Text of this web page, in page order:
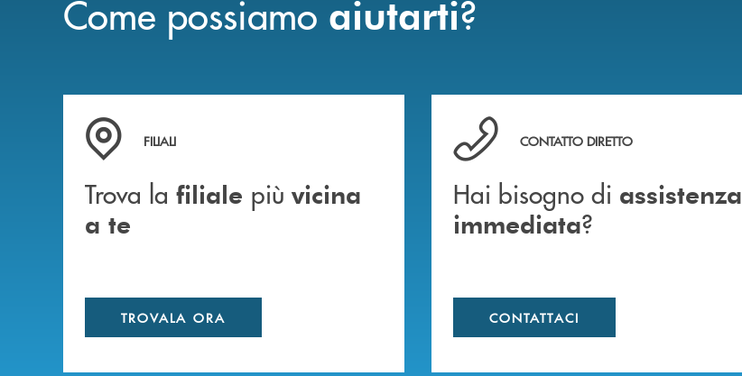
Come possiamo aiutarti?
Trova la filiale più vicina a te
FILIALI
Trova la filiale più vicina
a te
TROVALA ORA
Hai bisogno di assistenza immediata ?
CONTATTO DIRETTO
Hai bisogno di assistenza
immediata?
CONTATTACI